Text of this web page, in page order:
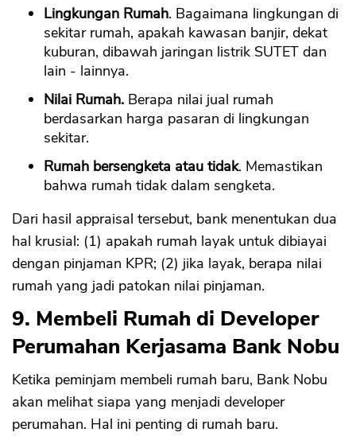
Lingkungan Rumah. Bagaimana lingkungan di
sekitar rumah, apakah kawasan banjir, dekat
kuburan, dibawah jaringan listrik SUTET dan
lain - lainnya.
Nilai Rumah. Berapa nilai jual rumah
berdasarkan harga pasaran di lingkungan
sekitar.
Rumah bersengketa atau tidak. Memastikan
bahwa rumah tidak dalam sengketa.
Dari hasil appraisal tersebut, bank menentukan dua
hal krusial: (1) apakah rumah layak untuk dibiayai
dengan pinjaman KPR; (2) jika layak, berapa nilai
rumah yang jadi patokan nilai pinjaman.
9. Membeli Rumah di Developer
Perumahan Kerjasama Bank Nobu
Ketika peminjam membeli rumah baru, Bank Nobu
akan melihat siapa yang menjadi developer
perumahan. Hal ini penting di rumah baru.